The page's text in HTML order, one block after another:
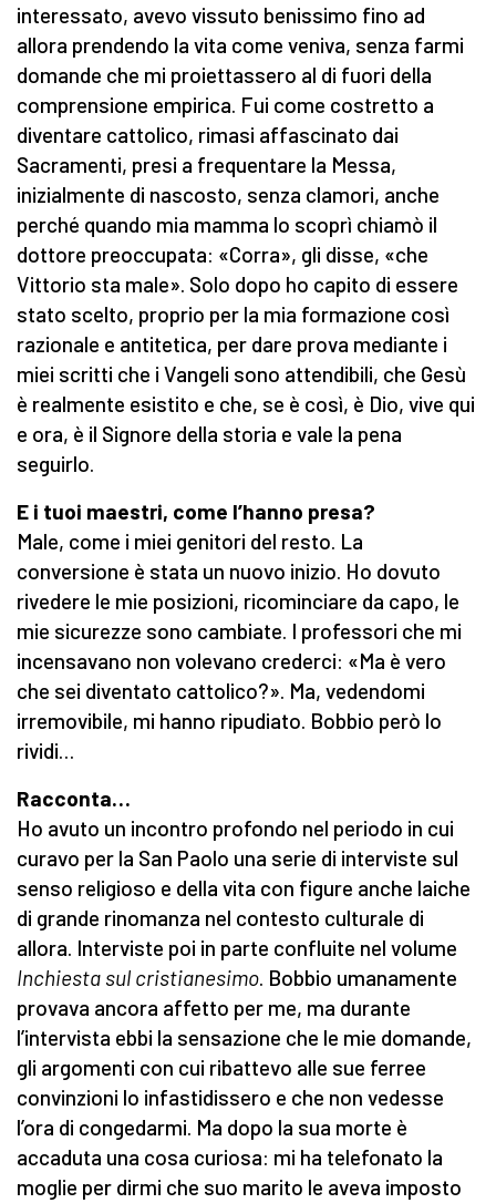
interessato, avevo vissuto benissimo fino ad
allora prendendo la vita come veniva, senza farmi
domande che mi proiettassero al di fuori della
comprensione empirica. Fui come costretto a
diventare cattolico, rimasi affascinato dai
Sacramenti, presi a frequentare la Messa,
inizialmente di nascosto, senza clamori, anche
perché quando mia mamma lo scoprì chiamò il
dottore preoccupata: «Corra», gli disse, «che
Vittorio sta male». Solo dopo ho capito di essere
stato scelto, proprio per la mia formazione così
razionale e antitetica, per dare prova mediante i
miei scritti che i Vangeli sono attendibili, che Gesù
è realmente esistito e che, se è così, è Dio, vive qui
e ora, è il Signore della storia e vale la pena
seguirlo.
E i tuoi maestri, come l’hanno presa?
Male, come i miei genitori del resto. La
conversione è stata un nuovo inizio. Ho dovuto
rivedere le mie posizioni, ricominciare da capo, le
mie sicurezze sono cambiate. I professori che mi
incensavano non volevano crederci: «Ma è vero
che sei diventato cattolico?». Ma, vedendomi
irremovibile, mi hanno ripudiato. Bobbio però lo
rividi…
Racconta…
Ho avuto un incontro profondo nel periodo in cui
curavo per la San Paolo una serie di interviste sul
senso religioso e della vita con figure anche laiche
di grande rinomanza nel contesto culturale di
allora. Interviste poi in parte confluite nel volume
Inchiesta sul cristianesimo. Bobbio umanamente
provava ancora affetto per me, ma durante
l’intervista ebbi la sensazione che le mie domande,
gli argomenti con cui ribattevo alle sue ferree
convinzioni lo infastidissero e che non vedesse
l’ora di congedarmi. Ma dopo la sua morte è
accaduta una cosa curiosa: mi ha telefonato la
moglie per dirmi che suo marito le aveva imposto